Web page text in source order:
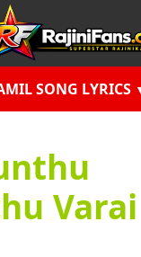
SONG LYRICS
Varai